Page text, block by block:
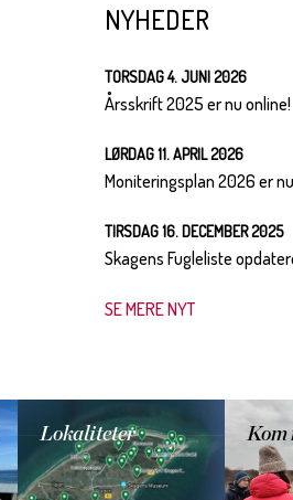
NYHEDER
TORSDAG 4. JUNI 2026
Årsskrift 2025 er nu online!
LØRDAG 11. APRIL 2026
Moniteringsplan 2026 er
TIRSDAG 16. DECEMBER 2025
Skagens Fugleliste
SE MERE NYT
Lokaliteter Kom